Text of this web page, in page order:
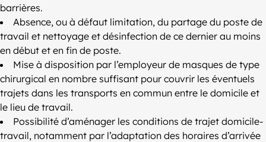
barrières.
Absence, ou à défaut limitation, du partage du poste de
travail et nettoyage et désinfection de ce dernier au moins
en début et en fin de poste.
Mise à disposition par l’employeur de masques de type
chirurgical en nombre suffisant pour couvrir les éventuels
trajets dans les transports en commun entre le domicile et
le lieu de travail.
Possibilité d’aménager les conditions de trajet domicile-
travail, notamment par l’adaptation des horaires d’arrivée